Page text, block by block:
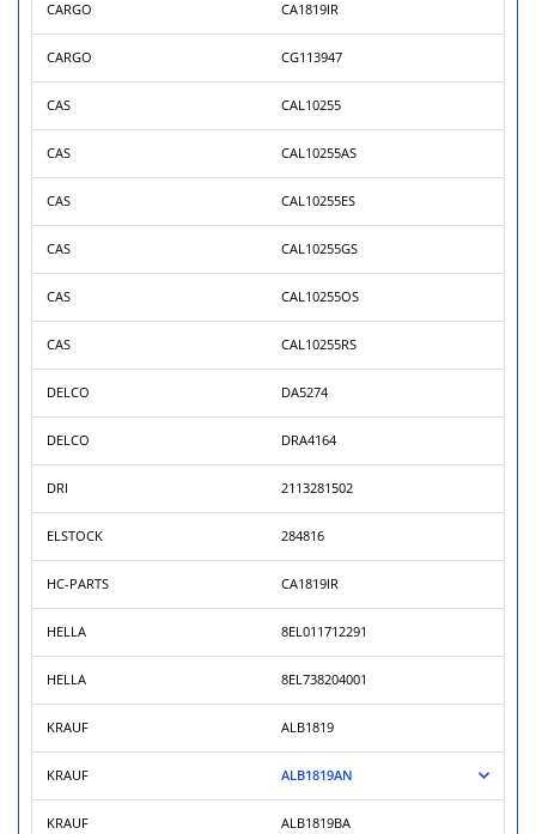
CARGO CA1819IR
CARGO CG113947
CAS CAL10255
CAS CAL10255AS
CAS CAL10255ES
CAS CAL10255GS
CAS CAL10255OS
CAS CAL10255RS
DELCO DA5274
DELCO DRA4164
DRI 2113281502
ELSTOCK 284816
HC-PARTS CA1819IR
HELLA 8EL011712291
HELLA 8EL738204001
KRAUF ALB1819
KRAUF ALB1819AN
KRAUF ALB1819BA